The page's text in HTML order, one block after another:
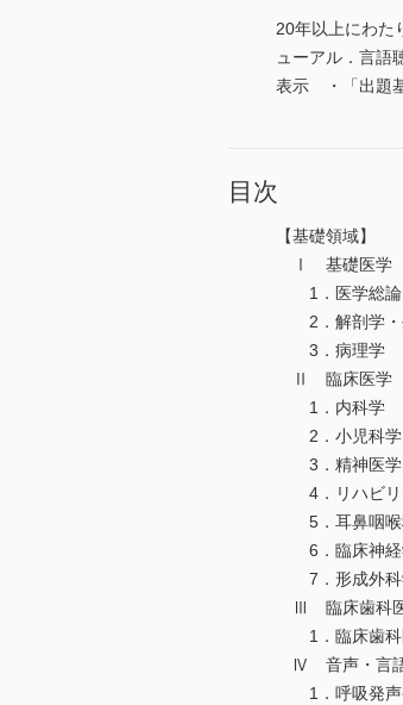
20年以上にわた
ューアル．言語
表示 ・「出題
目次
【基礎領域】
Ⅰ 基礎医学
1．医学総論
2．解剖学・
3．病理学
Ⅱ 臨床医学
1．内科学
2．小児科学
3．精神医学
4．リハビリ
5．耳鼻咽喉
6．臨床神経
7．形成外科
Ⅲ 臨床歯科医
1．臨床歯科
Ⅳ 音声・言語
1．呼吸発声